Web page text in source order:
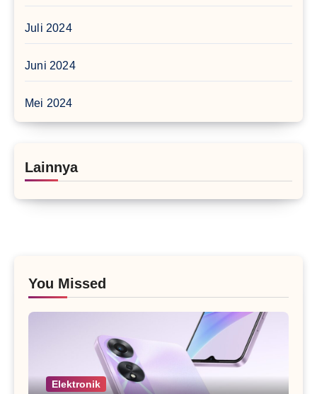
Juli 2024
Juni 2024
Mei 2024
Lainnya
You Missed
Elektronik